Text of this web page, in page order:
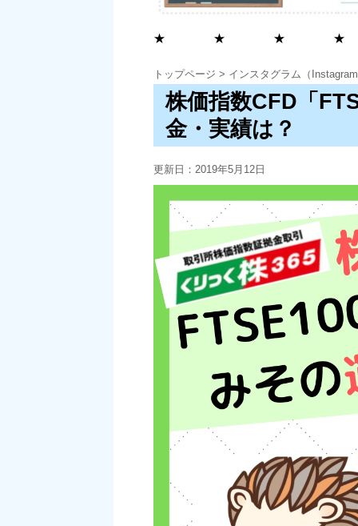
★ ★ ★ ★
トップページ > インスタグラム（
株価指数CFD「
金・実績は？
更新日： 2019年5月12日